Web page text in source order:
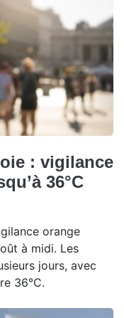
: vigilance
36°C
orange
à midi. Les
jours, avec
36°C.